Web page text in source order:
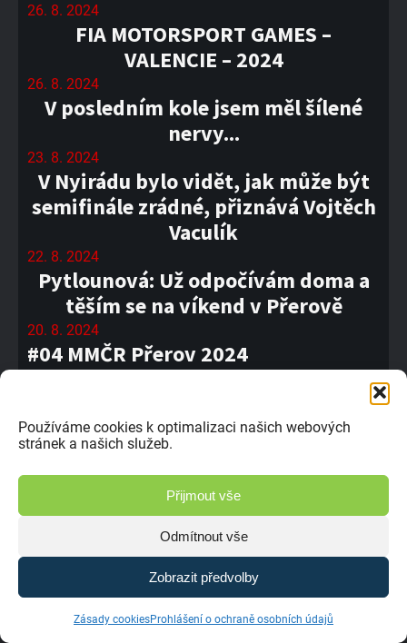
Používáme cookies k optimalizaci našich webových
stránek a našich služeb.
Přijmout vše
Odmítnout vše
Zobrazit předvolby
Zásady cookiesProhlášení o ochraně osobních údajů
26. 8. 2024
FIA MOTORSPORT GAMES –
VALENCIE – 2024
26. 8. 2024
V posledním kole jsem měl šílené
nervy...
23. 8. 2024
V Nyirádu bylo vidět, jak může být
semifinále zrádné, přiznává Vojtěch
Vaculík
22. 8. 2024
Pytlounová: Už odpočívám doma a
těším se na víkend v Přerově
20. 8. 2024
#04 MMČR Přerov 2024
20. 8. 2024
Soutěž o vstupenky do Přerova
19. 8. 2024
Hašler: Chtěl jsem v Poříčí počtvrté
vyhrát
Poříčí bylo náročné, přiznává Tomáš
Svoboda
18. 8. 2024